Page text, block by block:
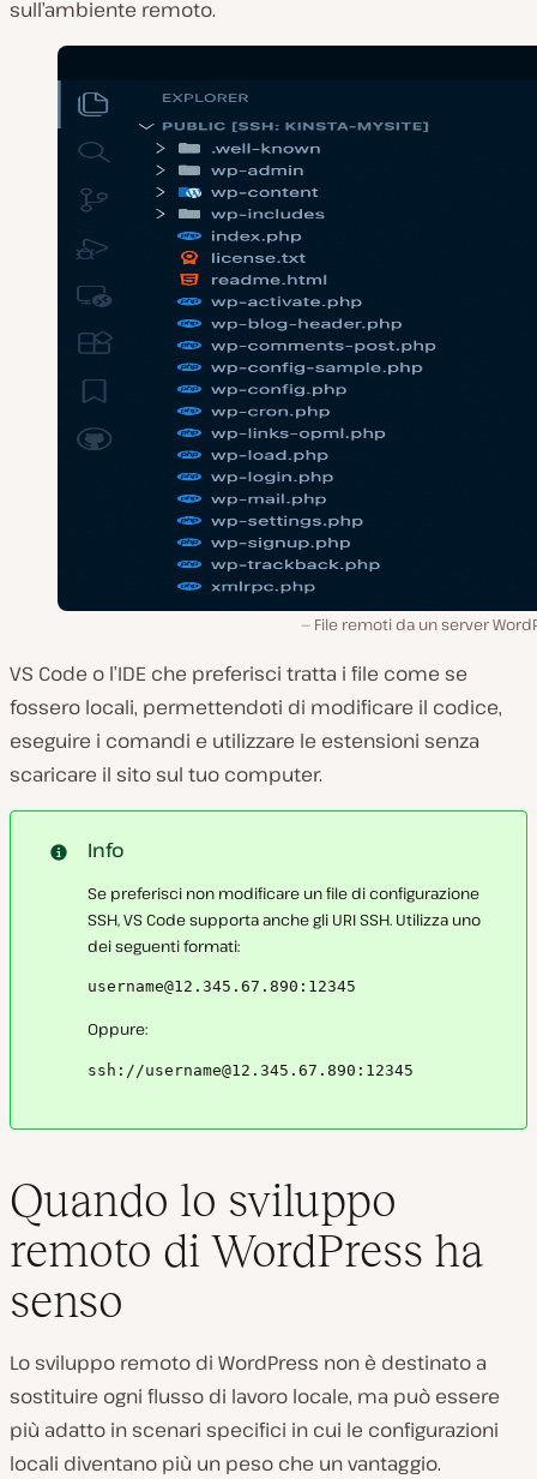
sull’ambiente remoto.
File remoti da un server
VS Code o l’IDE che preferisci tratta i file come se
fossero locali, permettendoti di modificare il codice,
eseguire i comandi e utilizzare le estensioni senza
scaricare il sito sul tuo computer.
Info
Se preferisci non modificare un file di configurazione
SSH, VS Code supporta anche gli URI SSH. Utilizza uno
dei seguenti formati:
username@12.345.67.890:12345
Oppure:
ssh://username@12.345.67.890:12345
Quando lo sviluppo
remoto di WordPress ha
senso
Lo sviluppo remoto di WordPress non è destinato a
sostituire ogni flusso di lavoro locale, ma può essere
più adatto in scenari specifici in cui le configurazioni
locali diventano più un peso che un vantaggio.